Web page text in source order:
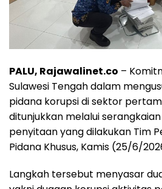
PALU, Rajawalinet.co –
Sulawesi Tengah dalam
pidana korupsi di sektor
ditunjukkan melalui
penyitaan yang dilakukan Tim
Pidana Khusus, Kamis (25/6/
Langkah tersebut menyasar